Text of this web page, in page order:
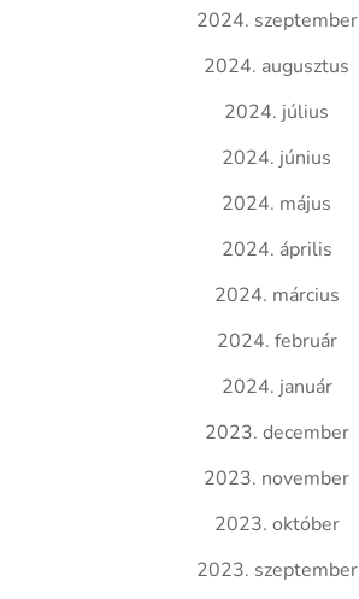
2024. szeptember
2024. augusztus
2024. július
2024. június
2024. május
2024. április
2024. március
2024. február
2024. január
2023. december
2023. november
2023. október
2023. szeptember